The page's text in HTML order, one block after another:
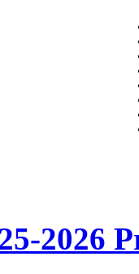
2026